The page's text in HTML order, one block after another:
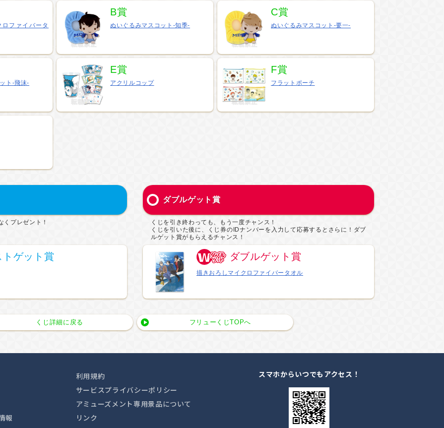
ファイバータ
B賞
ぬいぐるみマスコット-知季-
C賞
ぬいぐるみマスコット-要一-
ト-飛沫-
E賞
アクリルコップ
F賞
フラットポーチ
くプレゼント！
トゲット賞
ダブルゲット賞
くじを引き終わっても、もう一度チャンス！
くじを引いた後に、くじ券のIDナンバーを入力して応募するとさらに！ダブ
ルゲット賞がもらえるチャンス！
ダブルゲット賞
描きおろしマイクロファイバータオル
くじ詳細に戻る フリューくじTOPへ
報
利用規約
サービスプライバシーポリシー
アミューズメント専用景品について
リンク
スマホからいつでもアクセス！